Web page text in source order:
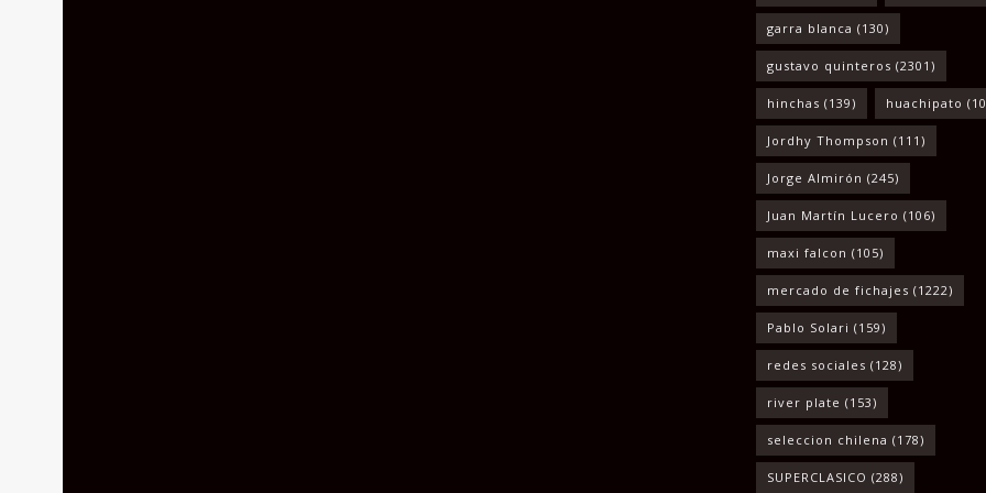
garra blanca (130)
gustavo quinteros (2301)
hinchas (139) huachipato
Jordhy Thompson (111)
Jorge Almirón (245)
Juan Martín Lucero (106)
maxi falcon (105)
mercado de fichajes (1222)
Pablo Solari (159)
redes sociales (128)
river plate (153)
seleccion chilena (178)
SUPERCLASICO (288)